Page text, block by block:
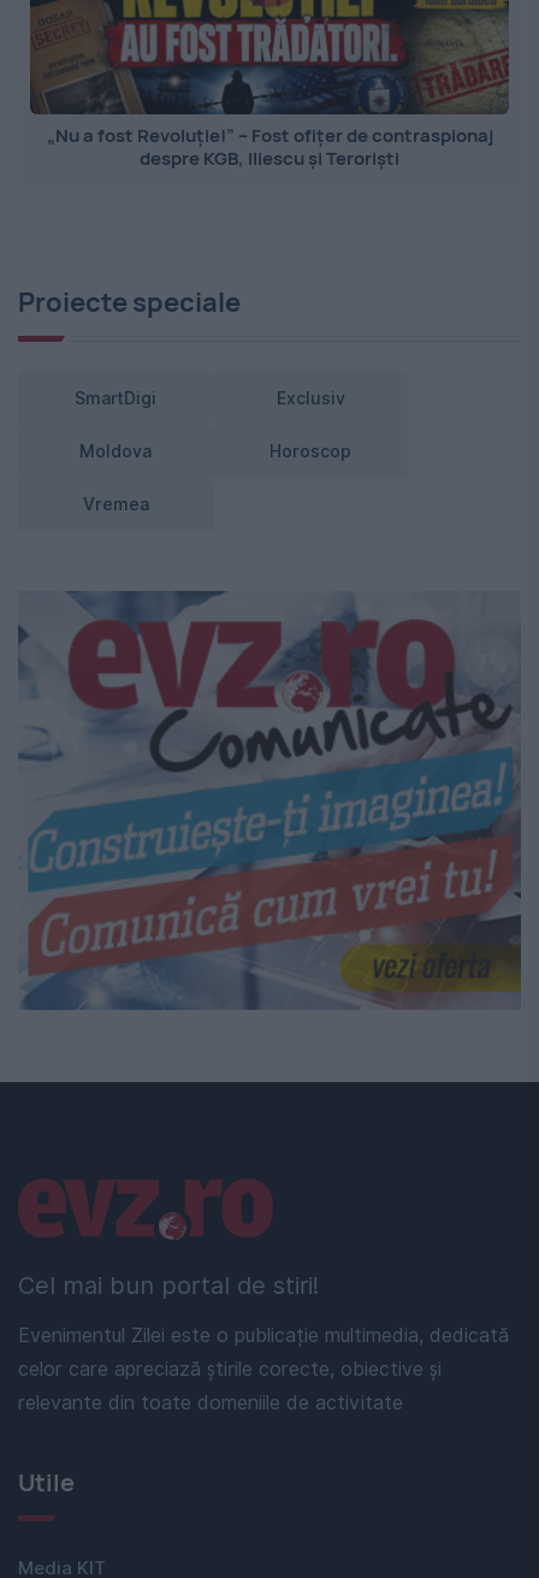
„Nu a fost Revoluție!” – Fost ofițer de contraspionaj
despre KGB, Iliescu și Teroriști
Proiecte speciale
SmartDigi Exclusiv
Moldova Horoscop
Vremea
Cel mai bun portal de stiri!
Evenimentul Zilei este o publicație multimedia, dedicată
celor care apreciază știrile corecte, obiective și
relevante din toate domeniile de activitate
Linkuri utile
Utile
Media KIT